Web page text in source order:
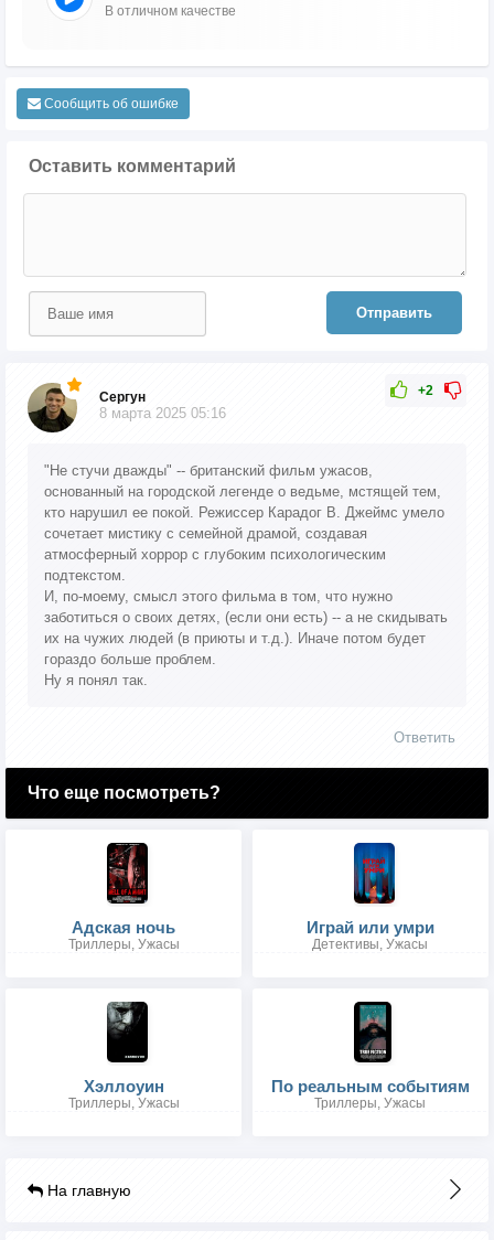
В отличном качестве
Сообщить об ошибке
Оставить комментарий
Отправить
+2
Сергун
8 марта 2025 05:16
"Не стучи дважды" -- британский фильм ужасов,
основанный на городской легенде о ведьме, мстящей тем,
кто нарушил ее покой. Режиссер Карадог В. Джеймс умело
сочетает мистику с семейной драмой, создавая
атмосферный хоррор с глубоким психологическим
подтекстом.
И, по-моему, смысл этого фильма в том, что нужно
заботиться о своих детях, (если они есть) -- а не скидывать
их на чужих людей (в приюты и т.д.). Иначе потом будет
гораздо больше проблем.
Ну я понял так.
Ответить
Что еще посмотреть?
Адская ночь
Триллеры, Ужасы
Играй или умри
Детективы, Ужасы
Хэллоуин
Триллеры, Ужасы
По реальным событиям
Триллеры, Ужасы
На главную